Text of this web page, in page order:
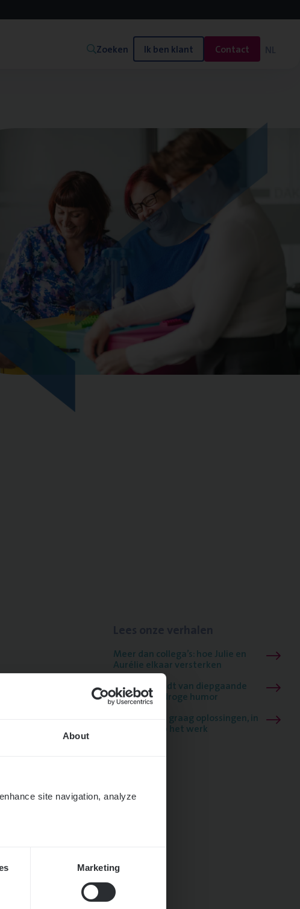
About
site navigation, analyze
Marketing
Zoeken Ik ben klant Contact NL
Meer dan collega’s: hoe Julie en
Aurélie elkaar versterken
Mathias houdt van diepgaande
dossiers én droge humor
Thalia zoekt graag oplossingen, in
games én op het werk